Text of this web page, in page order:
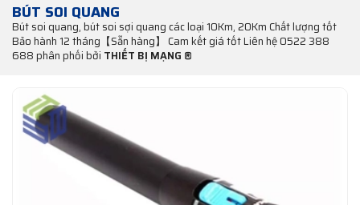
BÚT SOI QUANG
Bút soi quang, bút soi sợi quang các loại 10Km, 20Km Chất lượng tốt
Bảo hành 12 tháng【Sẵn hàng】 Cam kết giá tốt Liên hệ 0522 388
688 phân phối bởi THIẾT BỊ MẠNG ®